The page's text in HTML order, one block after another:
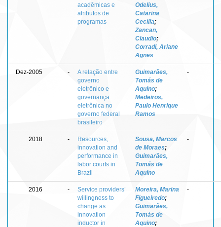
acadêmicas e
atributos de
programas
Odelius,
Catarina
Cecília;
Zancan,
Claudio;
Corradi, Ariane
Agnes
Dez-2005 -
A relação entre
governo
eletrônico e
governança
eletrônica no
governo federal
brasileiro
Guimarães,
Tomás de
Aquino;
Medeiros,
Paulo Henrique
Ramos
-
2018 -
Resources,
innovation and
performance in
labor courts in
Brazil
Sousa, Marcos
de Moraes;
Guimarães,
Tomás de
Aquino
-
2016 -
Service providers’
willingness to
change as
innovation
inductor in
Moreira, Marina
Figueiredo;
Guimarães,
Tomás de
Aquino;
-